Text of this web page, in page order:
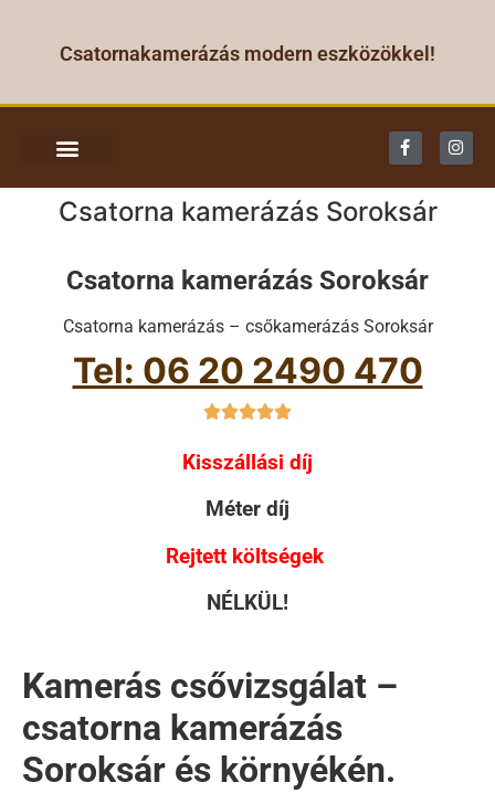
Csatornakamerázás modern eszközökkel!
Csatorna kamerázás Soroksár
Csatorna kamerázás Soroksár
Csatorna kamerázás – csőkamerázás Soroksár
Tel: 06 20 2490 470

Kisszállási díj
Méter díj
Rejtett költségek
NÉLKÜL!
Kamerás csővizsgálat –
csatorna kamerázás
Soroksár és környékén.